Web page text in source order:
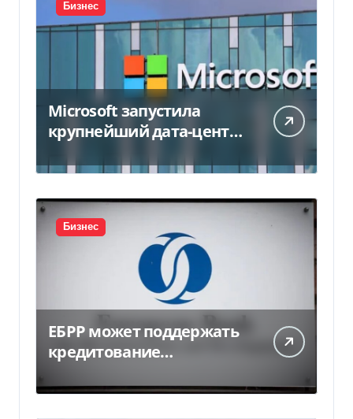
Бизнес
Microsoft запустила
крупнейший дата-центр
миллиарда
Бизнес
ЕБРР может поддержать
кредитование
300 млн евро — Delo.ua